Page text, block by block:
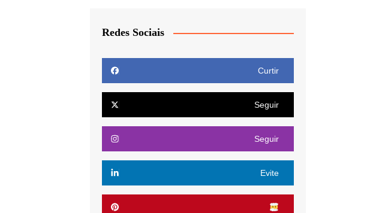
Redes Sociais
Curtir
Seguir
Seguir
Evite